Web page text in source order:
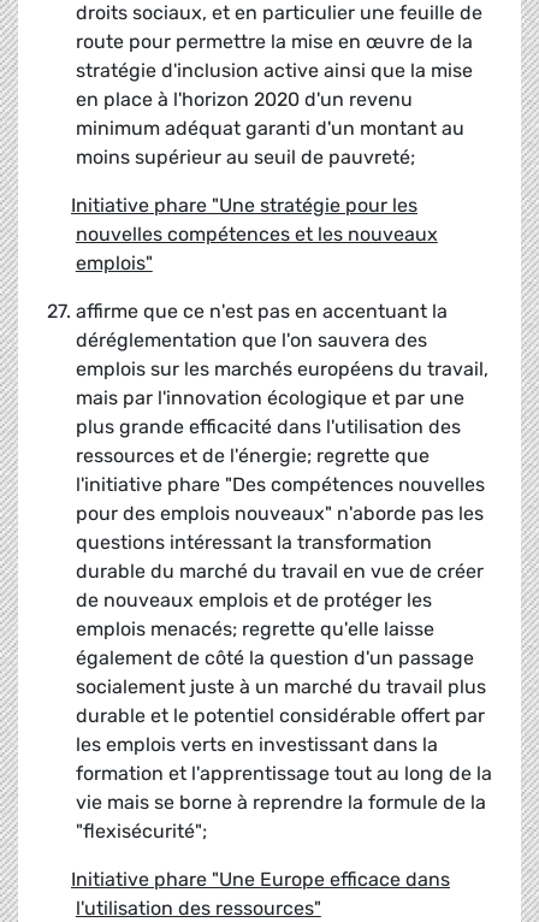
droits sociaux, et en particulier une feuille de
route pour permettre la mise en œuvre de la
stratégie d'inclusion active ainsi que la mise
en place à l'horizon 2020 d'un revenu
minimum adéquat garanti d'un montant au
moins supérieur au seuil de pauvreté;
Initiative phare "Une stratégie pour les
nouvelles compétences et les nouveaux
emplois"
27. affirme que ce n'est pas en accentuant la
déréglementation que l'on sauvera des
emplois sur les marchés européens du travail,
mais par l'innovation écologique et par une
plus grande efficacité dans l'utilisation des
ressources et de l'énergie; regrette que
l'initiative phare "Des compétences nouvelles
pour des emplois nouveaux" n'aborde pas les
questions intéressant la transformation
durable du marché du travail en vue de créer
de nouveaux emplois et de protéger les
emplois menacés; regrette qu'elle laisse
également de côté la question d'un passage
socialement juste à un marché du travail plus
durable et le potentiel considérable offert par
les emplois verts en investissant dans la
formation et l'apprentissage tout au long de la
vie mais se borne à reprendre la formule de la
"flexisécurité";
Initiative phare "Une Europe efficace dans
l'utilisation des ressources"